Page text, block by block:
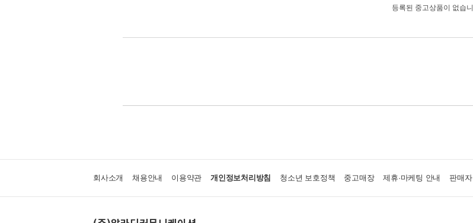
등록된 중고상품이 없습
회사소개 채용안내 이용약관 개인정보처리방침 청소년 보호정책 중고매장 제휴·마케팅 안내 판매